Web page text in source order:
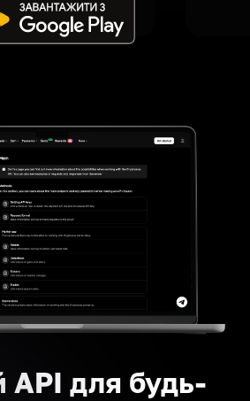
API для будь-